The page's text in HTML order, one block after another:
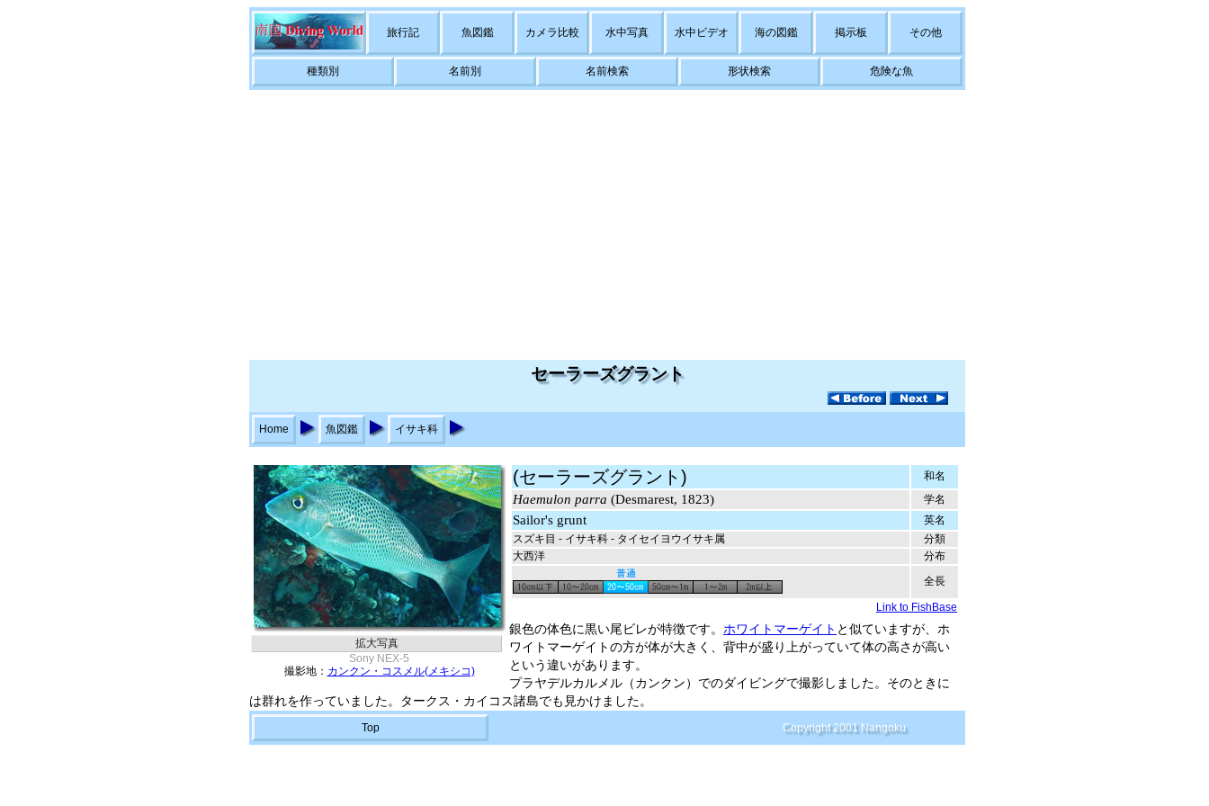
旅行記 魚図鑑 カメラ比較 水中写真 水中ビデオ 海の図鑑 掲示板 その他
種類別 名前別 名前検索 形状検索 危険な魚
セーラーズグラント
Home 魚図鑑 イサキ科
(セーラーズグラント) 和名
Haemulon parra (Desmarest, 1823) 学名
Sailor's grunt
英名
スズキ目 - イサキ科 - タイセイヨウイサキ属
分類
大西洋
分布
全長
Link to FishBase
拡大写真
Sony NEX-5
撮影地： カンクン・コスメル(メキシコ)
銀色の体色に黒い尾ビレが特徴です。 ホワイトマーゲイト と似ていますが、ホ
ワイトマーゲイトの方が体が大きく、背中が盛り上がっていて体の高さが高い
という違いがあります。
プラヤデルカルメル（カンクン）でのダイビングで撮影しました。そのときに
は群れを作っていました。タークス・カイコス諸島でも見かけました。
Top Copyright 2001 Nangoku